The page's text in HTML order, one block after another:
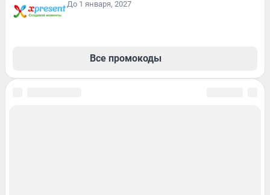
До 1 января, 2027
Все промокоды